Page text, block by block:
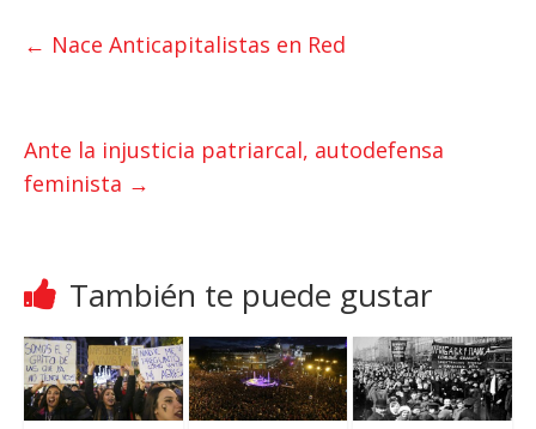
s
p
t
b
k
← Nace Anticapitalistas en Red
Ante la injusticia patriarcal, autodefensa
feminista →
También te puede gustar